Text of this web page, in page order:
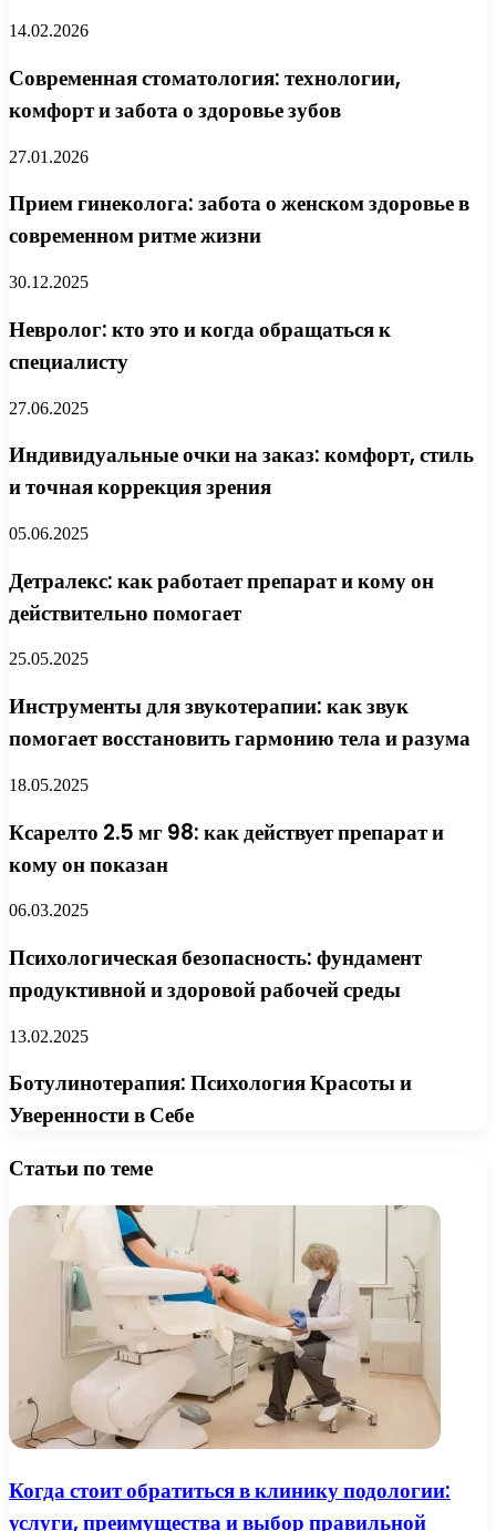
14.02.2026
Современная стоматология: технологии,
комфорт и забота о здоровье зубов
27.01.2026
Прием гинеколога: забота о женском здоровье в
современном ритме жизни
30.12.2025
Невролог: кто это и когда обращаться к
специалисту
27.06.2025
Индивидуальные очки на заказ: комфорт, стиль
и точная коррекция зрения
05.06.2025
Детралекс: как работает препарат и кому он
действительно помогает
25.05.2025
Инструменты для звукотерапии: как звук
помогает восстановить гармонию тела и разума
18.05.2025
Ксарелто 2.5 мг 98: как действует препарат и
кому он показан
06.03.2025
Психологическая безопасность: фундамент
продуктивной и здоровой рабочей среды
13.02.2025
Ботулинотерапия: Психология Красоты и
Уверенности в Себе
Статьи по теме
Когда стоит обратиться в клинику подологии:
услуги, преимущества и выбор правильной